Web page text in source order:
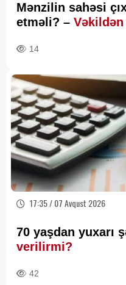
Mənzilin sahəsi
etməli? – Vəkildən
14
17:35 / 07 Avqust 2026
70 yaşdan yuxarı
verilirmi?
42